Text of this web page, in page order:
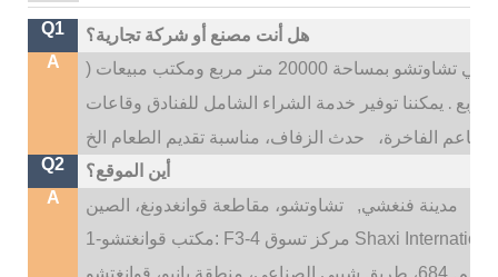
Q1
هل أنت مصنع أو شركة تجارية؟
A
20000 متر مربع ومكتب مبيعات (
. يمكننا توفير خدمة الشراء الشامل للفنادق وقاعات
الفاخرة،
Q2
أين الموقع؟
A
مدينة فنغشي,